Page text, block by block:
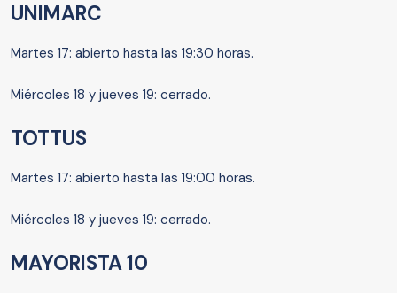
UNIMARC
Martes 17: abierto hasta las 19:30 horas.
Miércoles 18 y jueves 19: cerrado.
TOTTUS
Martes 17: abierto hasta las 19:00 horas.
Miércoles 18 y jueves 19: cerrado.
MAYORISTA 10